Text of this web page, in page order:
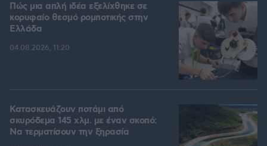
Πώς μια απλή ιδέα εξελίχθηκε σε
κορυφαίο θεσμό ρομποτικής στην
Ελλάδα
04.08.2026, 11:20
Κατασκευάζουν ποτάμι από
σκυρόδεμα 145 χλμ. με έναν σκοπό:
Να τερματίσουν την ξηρασία